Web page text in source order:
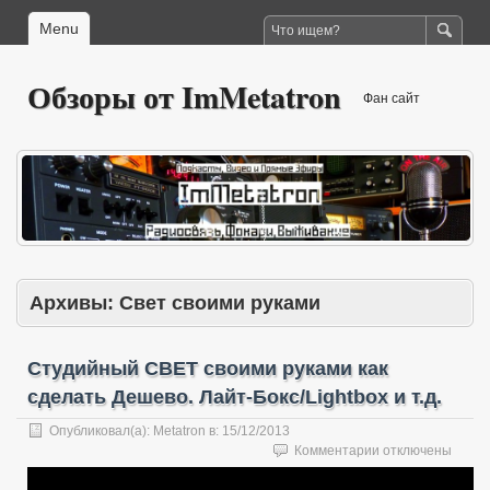
Menu
Обзоры от ImMetatron Фан сайт
Архивы: Свет своими руками
Студийный СВЕТ своими руками как
сделать Дешево. Лайт-Бокс/Lightbox и т.д.
Опубликовал(а): Metatron в: 15/12/2013
Комментарии к
записи
отключены